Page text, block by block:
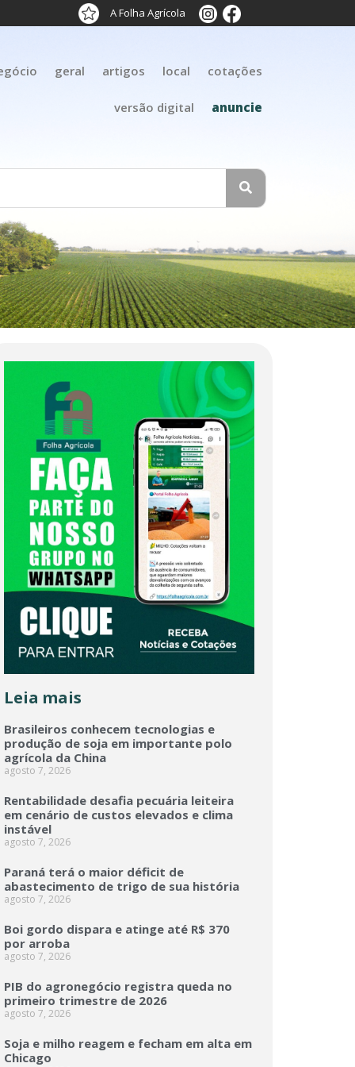
A Folha Agrícola
geral artigos local cotações
versão digital anuncie
Leia mais
Brasileiros conhecem tecnologias e
produção de soja em importante polo
agrícola da China
agosto 7, 2026
Rentabilidade desafia pecuária leiteira
em cenário de custos elevados e clima
instável
agosto 7, 2026
Paraná terá o maior déficit de
abastecimento de trigo de sua história
agosto 7, 2026
Boi gordo dispara e atinge até R$ 370
por arroba
agosto 7, 2026
PIB do agronegócio registra queda no
primeiro trimestre de 2026
agosto 7, 2026
Soja e milho reagem e fecham em alta em
Chicago